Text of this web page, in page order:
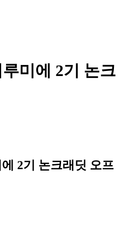
미에 2기 논크
2기 논크래딧 오프